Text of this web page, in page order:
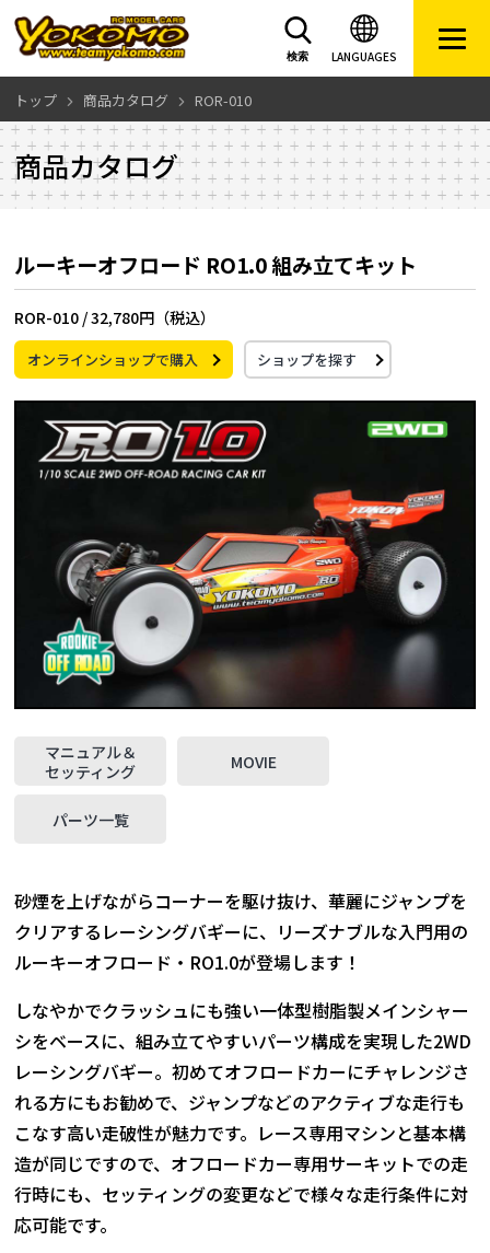
LANGUAGES
検索
トップ 商品カタログ ROR-010
商品カタログ
ルーキーオフロード RO1.0 組み立てキット
ROR-010 /32,780円（税込）
オンラインショップで購入 ショップを探す
マニュアル＆
セッティング
MOVIE
パーツ一覧
砂煙を上げながらコーナーを駆け抜け、華麗にジャンプを
クリアするレーシングバギーに、リーズナブルな入門用の
ルーキーオフロード・RO1.0が登場します！
しなやかでクラッシュにも強い一体型樹脂製メインシャー
シをベースに、組み立てやすいパーツ構成を実現した2WD
レーシングバギー。初めてオフロードカーにチャレンジさ
れる方にもお勧めで、ジャンプなどのアクティブな走行も
こなす高い走破性が魅力です。レース専用マシンと基本構
造が同じですので、オフロードカー専用サーキットでの走
行時にも、セッティングの変更などで様々な走行条件に対
応可能です。